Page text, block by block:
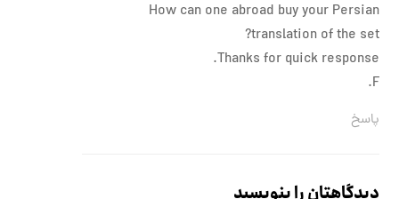
How can one abroad buy your Persian
translation of the set?
Thanks for quick response.
F.
پاسخ
دیدگاهتان را بنویسید